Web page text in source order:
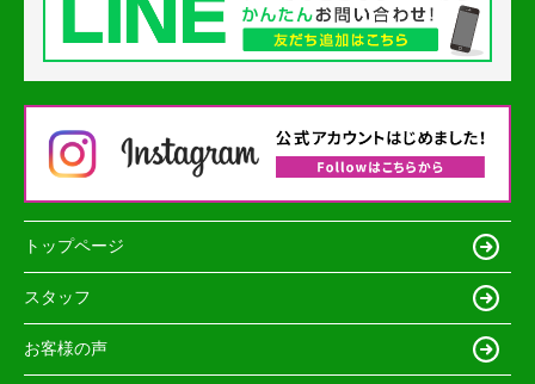
トップページ
スタッフ
お客様の声